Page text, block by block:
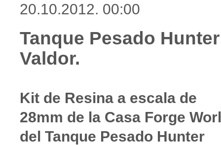
20.10.2012. 00:00
Tanque Pesado Hunter
Valdor.
Kit de Resina a escala de
28mm de la Casa Forge
del Tanque Pesado Hunter